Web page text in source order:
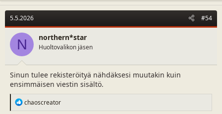
c
t
i
o
n
:
5.5.2026 #54
N northern*star
Huoltovalikon jäsen
Sinun tulee rekisteröityä nähdäksesi muutakin kuin
ensimmäisen viestin sisältö.
R
e
chaoscreator